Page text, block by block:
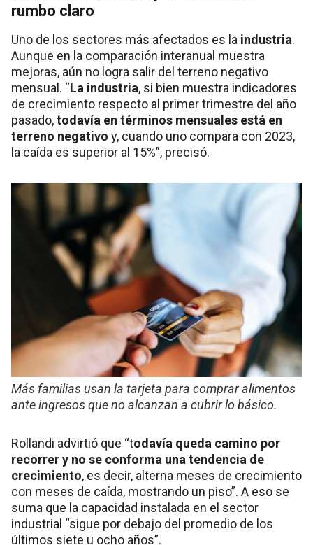
rumbo claro
Uno de los sectores más afectados es la industria.
Aunque en la comparación interanual muestra
mejoras, aún no logra salir del terreno negativo
mensual. “La industria, si bien muestra indicadores
de crecimiento respecto al primer trimestre del año
pasado,todavía en términos mensuales está en
terreno negativo y, cuando uno compara con 2023,
la caída es superior al 15%”, precisó.
Más familias usan la tarjeta para comprar alimentos
ante ingresos que no alcanzan a cubrir lo básico.
Rollandi advirtió que “todavía queda camino por
recorrer y no se conforma una tendencia de
crecimiento, es decir, alterna meses de crecimiento
con meses de caída, mostrando un piso”. A eso se
suma que la capacidad instalada en el sector
industrial “sigue por debajo del promedio de los
últimos siete u ocho años”.